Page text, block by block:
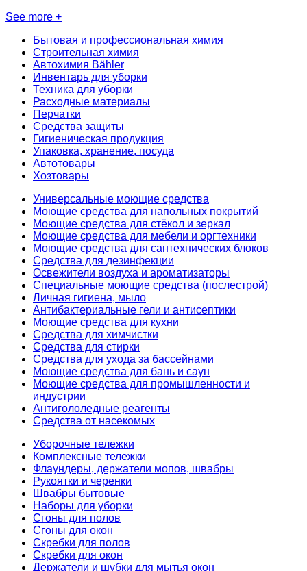
See more +
Бытовая и профессиональная химия
Строительная химия
Автохимия Bähler
Инвентарь для уборки
Техника для уборки
Расходные материалы
Перчатки
Средства защиты
Гигиеническая продукция
Упаковка, хранение, посуда
Автотовары
Хозтовары
Универсальные моющие средства
Моющие средства для напольных покрытий
Моющие средства для стёкол и зеркал
Моющие средства для мебели и оргтехники
Моющие средства для сантехнических блоков
Средства для дезинфекции
Освежители воздуха и ароматизаторы
Специальные моющие средства (послестрой)
Личная гигиена, мыло
Антибактериальные гели и антисептики
Моющие средства для кухни
Средства для химчистки
Средства для стирки
Средства для ухода за бассейнами
Моющие средства для бань и саун
Моющие средства для промышленности и
индустрии
Антигололедные реагенты
Средства от насекомых
Уборочные тележки
Комплексные тележки
Флаундеры, держатели мопов, швабры
Рукоятки и черенки
Швабры бытовые
Наборы для уборки
Сгоны для полов
Сгоны для окон
Скребки для полов
Скребки для окон
Держатели и шубки для мытья окон